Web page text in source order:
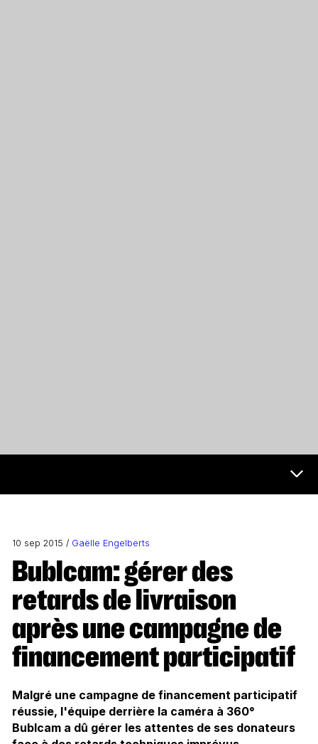
10 sep 2015 / Gaëlle Engelberts
Bublcam: gérer des
retards de livraison
après une campagne de
financement participatif
Malgré une campagne de financement participatif
réussie, l'équipe derrière la caméra à 360°
Bublcam a dû gérer les attentes de ses donateurs